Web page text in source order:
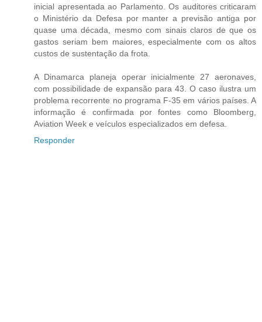
inicial apresentada ao Parlamento. Os auditores criticaram
o Ministério da Defesa por manter a previsão antiga por
quase uma década, mesmo com sinais claros de que os
gastos seriam bem maiores, especialmente com os altos
custos de sustentação da frota.
A Dinamarca planeja operar inicialmente 27 aeronaves,
com possibilidade de expansão para 43. O caso ilustra um
problema recorrente no programa F-35 em vários países. A
informação é confirmada por fontes como Bloomberg,
Aviation Week e veículos especializados em defesa.
Responder